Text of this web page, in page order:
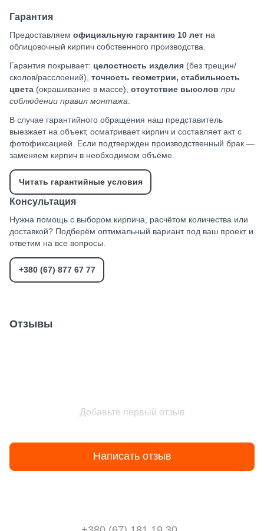
Гарантия
Предоставляем официальную гарантию 10 лет на
облицовочный кирпич собственного производства.
Гарантия покрывает: целостность изделия (без трещин/
сколов/расслоений), точность геометрии, стабильность
цвета (окрашивание в массе), отсутствие высолов при
соблюдении правил монтажа
В случае гарантийного обращения наш представитель
выезжает на объект, осматривает кирпич и составляет акт с
фотофиксацией. Если подтвержден производственный брак —
заменяем кирпич в необходимом объёме.
Читать гарантийные условия
Консультация
Нужна помощь с выбором кирпича, расчётом количества или
доставкой? Подберём оптимальный вариант под ваш проект и
ответим на все вопросы.
+380 (67) 877 67 77
Отзывы
Добавьте первый отзыв
Написать отзыв